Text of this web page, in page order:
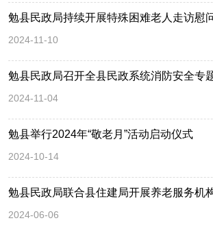
勉县民政局持续开展特殊困难老人走访慰
2024-11-10
勉县民政局召开全县民政系统消防安全专
2024-11-04
勉县举行2024年“敬老月”活动启动仪式
2024-10-14
勉县民政局联合县住建局开展养老服务机
2024-06-06